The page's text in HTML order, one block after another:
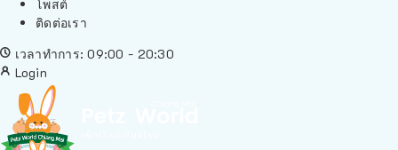
โพสต์
ติดต่อเรา
เวลาทำการ: 09:00 - 20:30
Login